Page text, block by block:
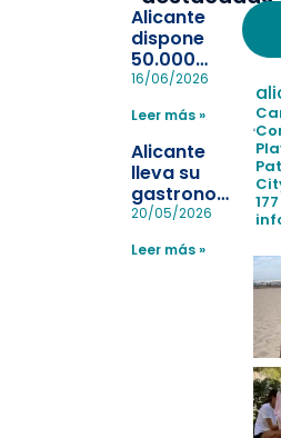
Alicante
dispone
50.000
pulseras
la
pérdida de
en las
playas y
realiza con
éxito un
simulacro de
16/06/2026
Leer más »
Alicante
lleva su
gastronomía
a Madrid
reforzar el
20/05/2026
Leer más »